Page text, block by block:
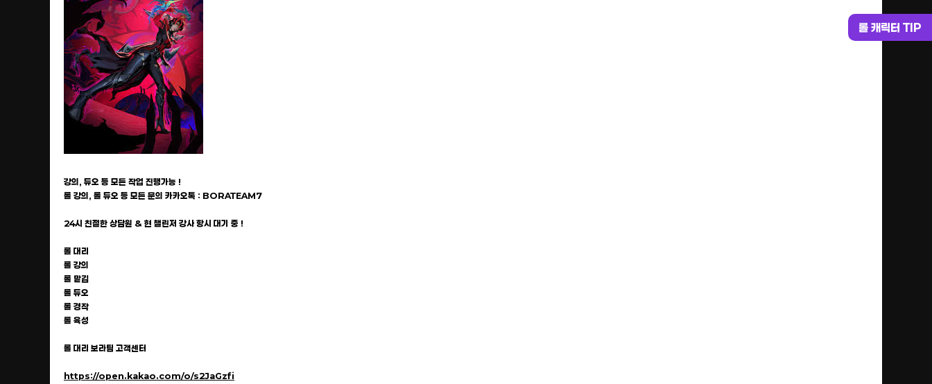
롤 캐릭터 TIP
강의, 듀오 등 모든 작업 진행가능 !
롤 강의, 롤 듀오 등 모든 문의 카카오톡 : BORATEAM7
24시 친절한 상담원 & 현 챌린저 강사 항시 대기 중 !
롤 대리
롤 강의
롤 맡김
롤 듀오
롤 경작
롤 육성
롤 대리 보라팀 고객센터
https://open.kakao.com/o/s2JaGzfi